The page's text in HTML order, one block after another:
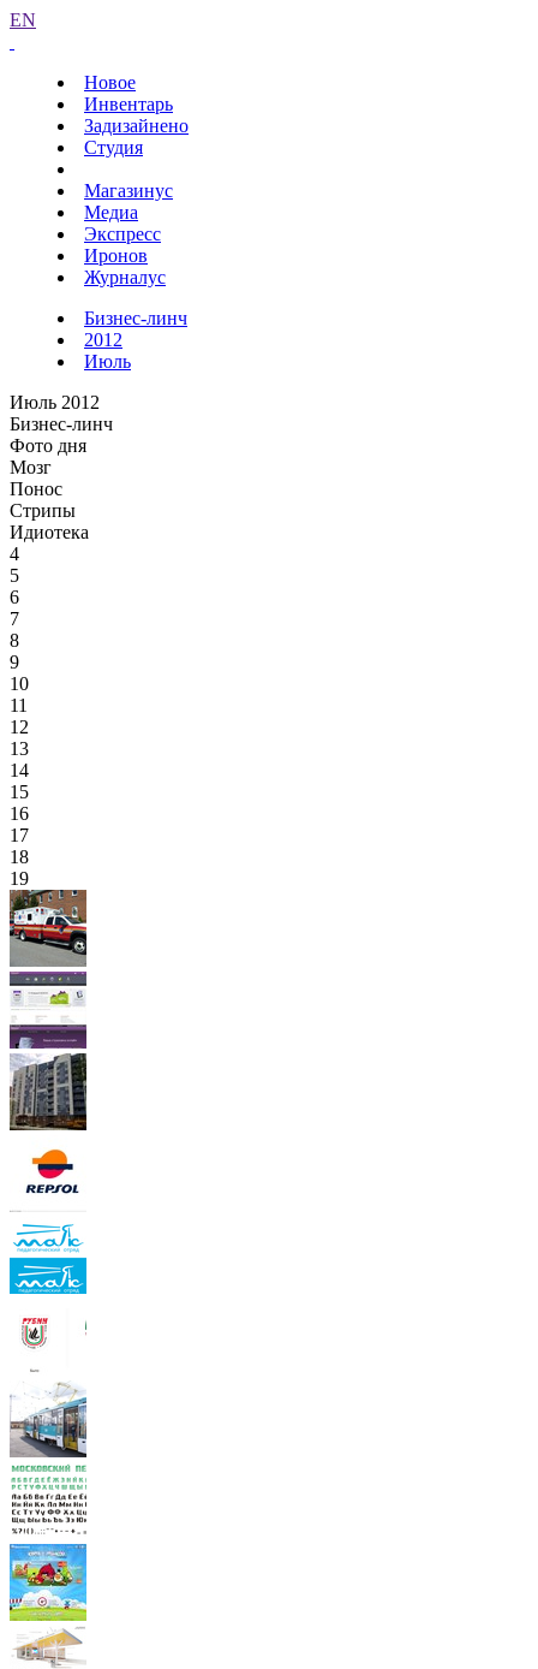
EN
Новое
Инвентарь
Задизайнено
Студия
Магазинус
Медиа
Экспресс
Иронов
Журналус
Бизнес-линч
2012
Июль
Июль 2012
Бизнес-линч
Фото дня
Мозг
Понос
Стрипы
Идиотека
4
5
6
7
8
9
10
11
12
13
14
15
16
17
18
19